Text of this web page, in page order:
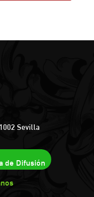
Sevilla
de Difusión